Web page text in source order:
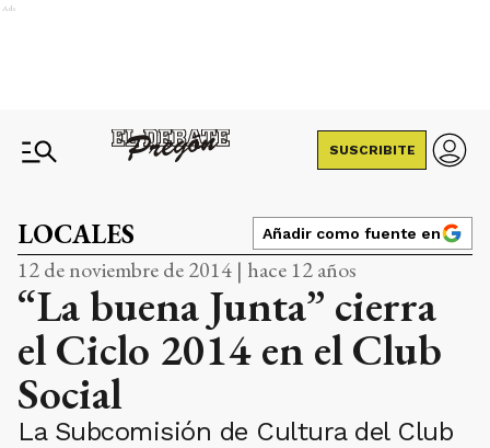
Ads
SUSCRIBITE
LOCALES Añadir como fuente en
12 de noviembre de 2014 | hace 12 años
“La buena Junta” cierra
el Ciclo 2014 en el Club
Social
La Subcomisión de Cultura del Club